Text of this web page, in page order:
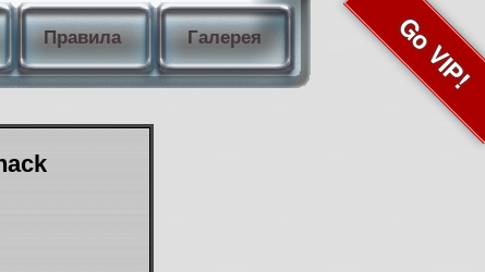
Правила Галерея Go VIP!